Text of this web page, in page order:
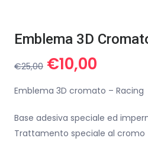
Emblema 3D
€25,00 Il
prezzo
originale
era:
€25,00.
€10,00
attuale
è:
Emblema 3D cromato – Racing
Base adesiva speciale ed
Trattamento speciale al cromo